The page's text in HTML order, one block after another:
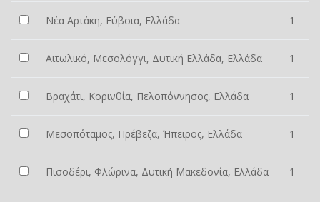
Νέα Αρτάκη, Εύβοια, Ελλάδα 1
Αιτωλικό, Μεσολόγγι, Δυτική Ελλάδα, Ελλάδα 1
Βραχάτι, Κορινθία, Πελοπόννησος, Ελλάδα 1
Μεσοπόταμος, Πρέβεζα, Ήπειρος, Ελλάδα 1
Πισοδέρι, Φλώρινα, Δυτική Μακεδονία, Ελλάδα 1